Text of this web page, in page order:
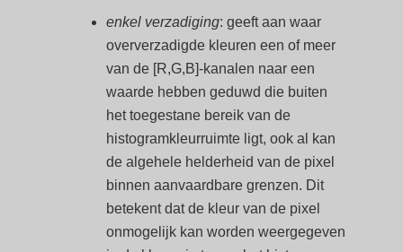
enkel verzadiging: geeft aan waar
oververzadigde kleuren een of meer
van de [R,G,B]-kanalen naar een
waarde hebben geduwd die buiten
het toegestane bereik van de
histogramkleurruimte ligt, ook al kan
de algehele helderheid van de pixel
binnen aanvaardbare grenzen. Dit
betekent dat de kleur van de pixel
onmogelijk kan worden weergegeven